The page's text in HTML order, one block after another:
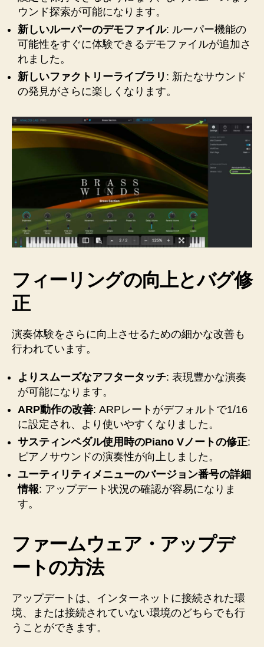
ウンド探索が可能になります。
新しいルーパーのデモファイル: ルーパー機能の
可能性をすぐに体験できるデモファイルが追加さ
れました。
新しいファクトリーライブラリ : 新たなサウンド
の発見がさらに楽しくなります。
フィーリングの向上とバグ修
正
演奏体験をさらに向上させるための細かな改善も
行われています。
よりスムーズなアフタータッチ: 表現豊かな演奏
が可能になります。
ARP動作の改善: ARPレートがデフォルトで1/16
に設定され、より使いやすくなりました。
サスティンペダル使用時のPiano Vノートの修正:
ピアノサウンドの演奏性が向上しました。
ユーティリティメニューのバージョン番号の詳細
情報: アップデート状況の確認が容易になりま
す。
ファームウェア・アップデ
ートの方法
アップデートは、インターネットに接続された環
境、または接続されていない環境のどちらでも行
うことができます。